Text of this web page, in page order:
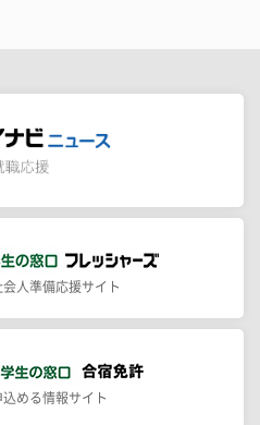
人準備応援サイト
める情報サイト